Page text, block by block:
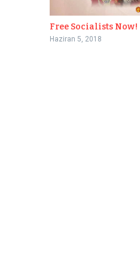
Free Socialists Now!
Haziran 5, 2018